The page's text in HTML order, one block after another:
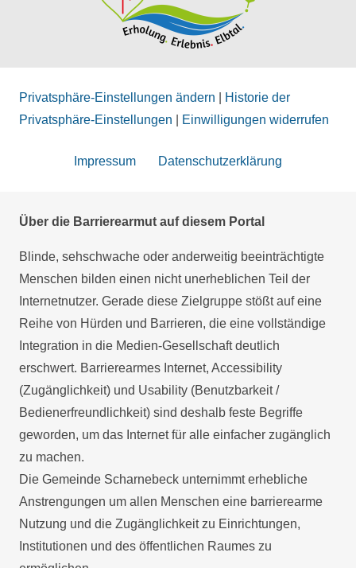
Privatsphäre-Einstellungen ändern
Historie der
Privatsphäre-Einstellungen
Einwilligungen widerrufen
Impressum Datenschutzerklärung
Über die Barrierearmut auf diesem Portal
Blinde, sehschwache oder anderweitig beeinträchtigte
Menschen bilden einen nicht unerheblichen Teil der
Internetnutzer. Gerade diese Zielgruppe stößt auf eine
Reihe von Hürden und Barrieren, die eine vollständige
Integration in die Medien-Gesellschaft deutlich
erschwert. Barrierearmes Internet, Accessibility
(Zugänglichkeit) und Usability (Benutzbarkeit /
Bedienerfreundlichkeit) sind deshalb feste Begriffe
geworden, um das Internet für alle einfacher zugänglich
zu machen.
Die Gemeinde Scharnebeck unternimmt erhebliche
Anstrengungen um allen Menschen eine barrierearme
Nutzung und die Zugänglichkeit zu Einrichtungen,
Institutionen und des öffentlichen Raumes zu